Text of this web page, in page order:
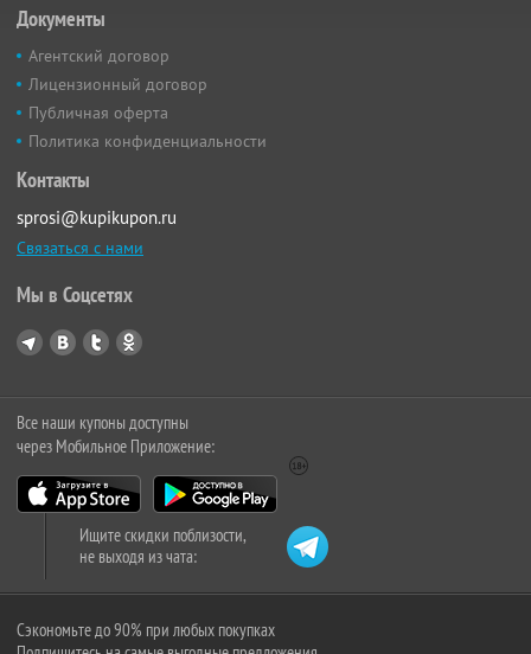
Документы
Агентский договор
Лицензионный договор
Публичная оферта
Политика конфиденциальности
Контакты
sprosi@kupikupon.ru
Связаться с нами
Мы в Соцсетях
Все наши купоны доступны
через Мобильное Приложение:
Ищите скидки поблизости,
не выходя из чата:
Сэкономьте до 90% при любых покупках